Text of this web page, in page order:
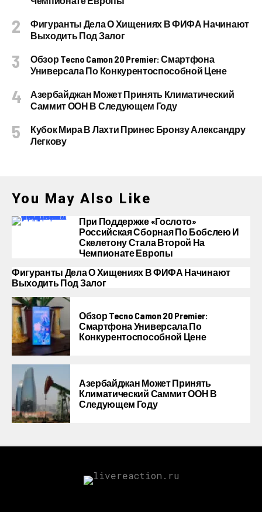
Фигуранты Дела О Хищениях В ФИФА Начинают
Выходить Под Залог
Обзор Tecno Camon 20 Premier: Смартфона
Универсала По Конкурентоспособной Цене
Азербайджан Может Принять Климатический
Саммит ООН В Следующем Году
Кубок Мира В Лахти Принес Бронзу Александру
Легкову
You May Also Like
При Поддержке «Гослото»
Российская Сборная По Бобслею И
Скелетону Стала Второй На
Чемпионате Европы
Фигуранты Дела О Хищениях В ФИФА Начинают
Выходить Под Залог
Обзор Tecno Camon 20 Premier:
Смартфона Универсала По
Конкурентоспособной Цене
Азербайджан Может Принять
Климатический Саммит ООН В
Следующем Году